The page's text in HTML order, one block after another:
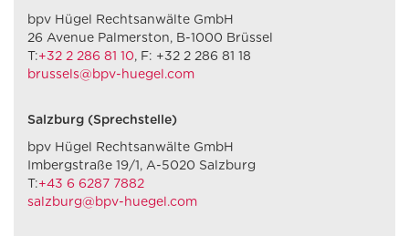
bpv Hügel Rechtsanwälte GmbH
26 Avenue Palmerston, B-1000 Brüssel
T:+32 2 286 81 10, F: +32 2 286 81 18
brussels@bpv-huegel.com
Salzburg (Sprechstelle)
bpv Hügel Rechtsanwälte GmbH
Imbergstraße 19/1, A-5020 Salzburg
T:+43 6 6287 7882
salzburg@bpv-huegel.com